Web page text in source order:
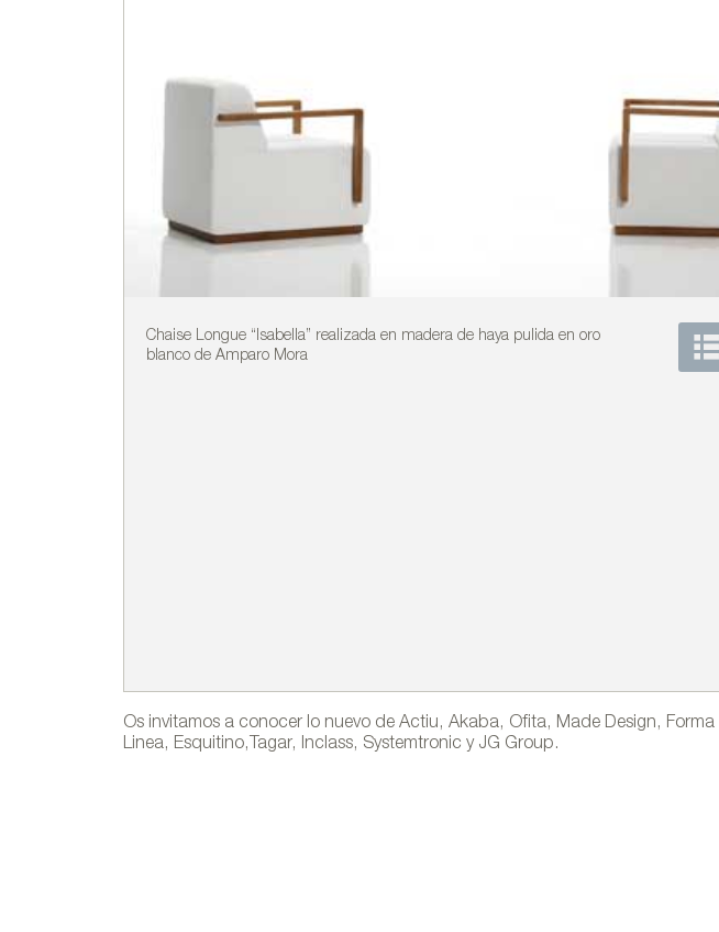
Chaise Longue “Isabella” realizada en madera de haya pulida en oro
blanco de Amparo Mora
Os invitamos a conocer lo nuevo de Actiu, Akaba, Ofita, Made Design,
Linea, Esquitino,Tagar, Inclass, Systemtronic y JG Group.